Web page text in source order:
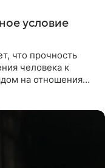
условие
что прочность
человека к
на отношения